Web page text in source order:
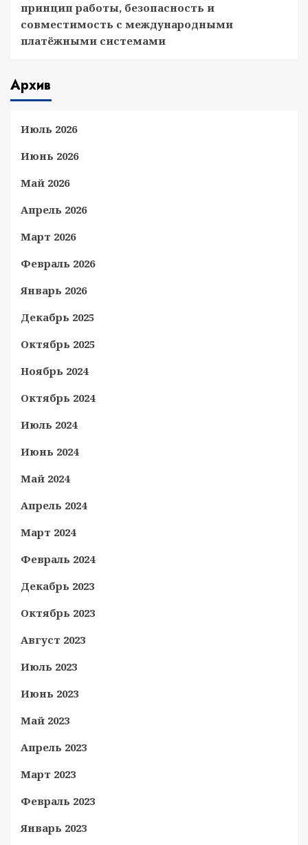
принцип работы, безопасность и
совместимость с международными
платёжными системами
Архив
Июль 2026
Июнь 2026
Май 2026
Апрель 2026
Март 2026
Февраль 2026
Январь 2026
Декабрь 2025
Октябрь 2025
Ноябрь 2024
Октябрь 2024
Июль 2024
Июнь 2024
Май 2024
Апрель 2024
Март 2024
Февраль 2024
Декабрь 2023
Октябрь 2023
Август 2023
Июль 2023
Июнь 2023
Май 2023
Апрель 2023
Март 2023
Февраль 2023
Январь 2023